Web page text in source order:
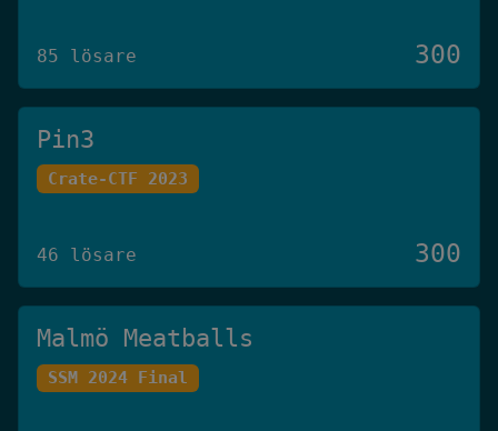
85 lösare 300
Pin3
Crate-CTF 2023
46 lösare 300
Malmö Meatballs
SSM 2024 Final